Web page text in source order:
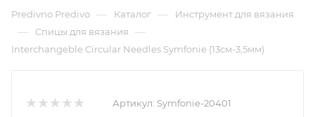
Predivno Predivo — Каталог — Инструмент для вязания
— Спицы для вязания —
Interchangeble Circular Needles Symfonie (13см-3,5мм)
Артикул: Symfonie-20401